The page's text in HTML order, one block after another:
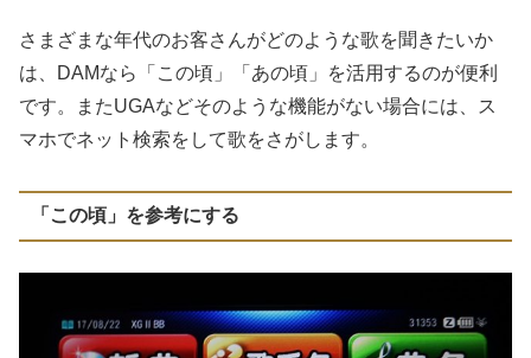
さまざまな年代のお客さんがどのような歌を聞きたいか
は、DAMなら「この頃」「あの頃」を活用するのが便利
です。またUGAなどそのような機能がない場合には、ス
マホでネット検索をして歌をさがします。
「この頃」を参考にする